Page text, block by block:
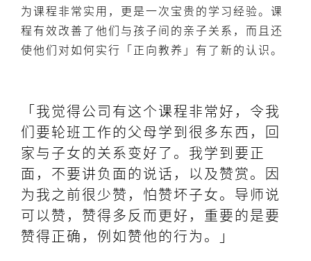
为课程非常实用，更是一次宝贵的学习经验。课
程有效改善了他们与孩子间的亲子关系，而且还
使他们对如何实行「正向教养」有了新的认识。
「我觉得公司有这个课程非常好，令我
们要轮班工作的父母学到很多东西，回
家与子女的关系变好了。我学到要正
面，不要讲负面的说话，以及赞赏。因
为我之前很少赞，怕赞坏子女。导师说
可以赞，赞得多反而更好，重要的是要
赞得正确，例如赞他的行为。」